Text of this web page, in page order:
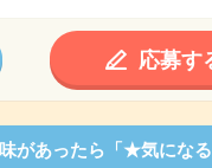
応募す
があったら「★気になる